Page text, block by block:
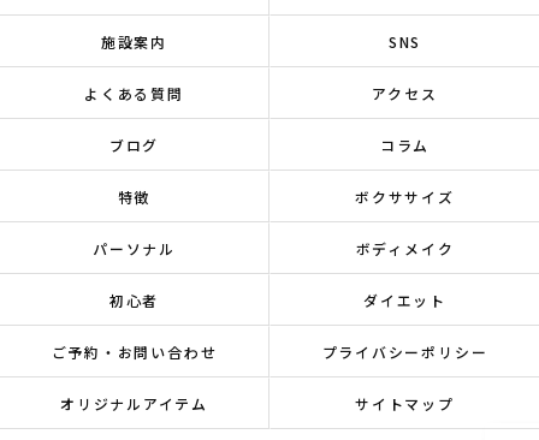
施設案内 SNS
よくある質問 アクセス
ブログ コラム
特徴 ボクササイズ
パーソナル ボディメイク
初心者 ダイエット
ご予約・お問い合わせ プライバシーポリシー
オリジナルアイテム サイトマップ